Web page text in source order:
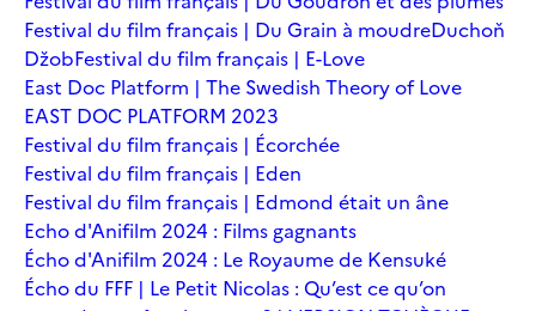
Festival du film français | Du Grain à moudreDuchoň
DžobFestival du film français | E-Love
East Doc Platform | The Swedish Theory of Love
EAST DOC PLATFORM 2023
Festival du film français | Écorchée
Festival du film français | Eden
Festival du film français | Edmond était un âne
Echo d'Anifilm 2024 : Films gagnants
Écho d'Anifilm 2024 : Le Royaume de Kensuké
Écho du FFF | Le Petit Nicolas : Qu’est ce qu’on